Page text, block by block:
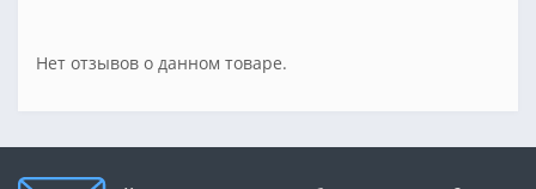
Нет отзывов о данном товаре.